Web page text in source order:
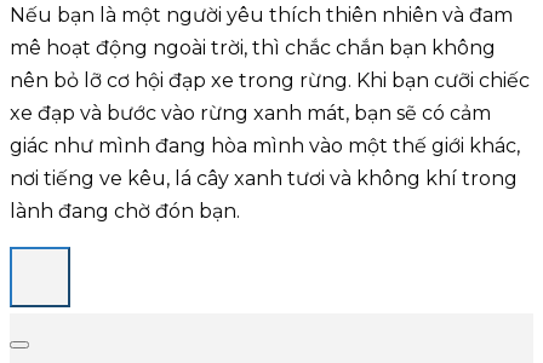
Nếu bạn là một người yêu thích thiên nhiên và đam
mê hoạt động ngoài trời, thì chắc chắn bạn không
nên bỏ lỡ cơ hội đạp xe trong rừng. Khi bạn cưỡi chiếc
xe đạp và bước vào rừng xanh mát, bạn sẽ có cảm
giác như mình đang hòa mình vào một thế giới khác,
nơi tiếng ve kêu, lá cây xanh tươi và không khí trong
lành đang chờ đón bạn.